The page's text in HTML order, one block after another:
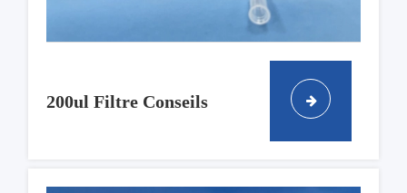
200ul Filtre Conseils